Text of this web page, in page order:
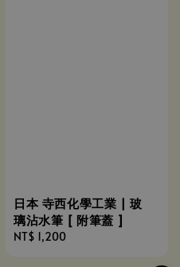
日本 寺西化學工業 | 玻
璃沾水筆 [ 附筆蓋 ]
Regular
NT$ 1,200